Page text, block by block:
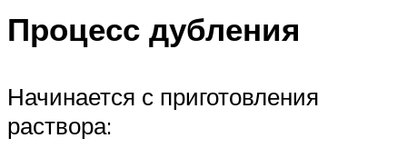
Процесс дубления
Начинается с приготовления
раствора: